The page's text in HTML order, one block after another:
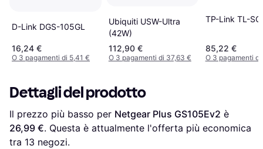
D-Link DGS-105GL
16,24 €
O 3 pagamenti di 5,41 €
Ubiquiti USW-Ultra
(42W)
112,90 €
O 3 pagamenti di 37,63 €
TP-Link TL-
85,22 €
O 3 pagamenti
Dettagli del prodotto
Il prezzo più basso per Netgear Plus GS105Ev2
26,99 €. Questa è attualmente l'offerta più economica
tra 13 negozi.